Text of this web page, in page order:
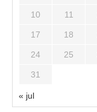
10 11
17 18
24 25
31
« jul